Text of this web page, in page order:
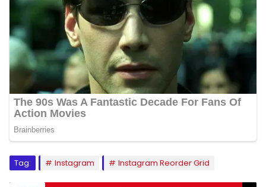
Tag: Instagram Instagram Reorder Grid